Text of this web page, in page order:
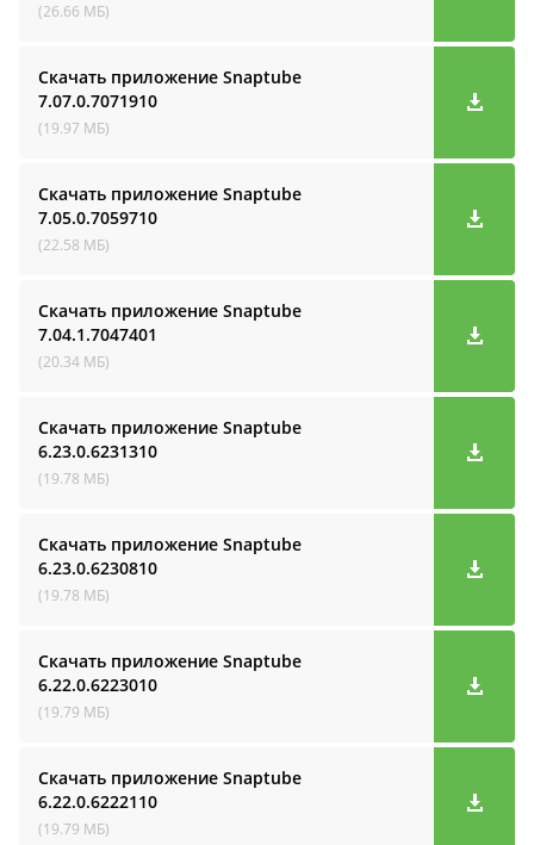
(26.66 МБ)
Скачать приложение Snaptube
7.07.0.7071910
(19.97 МБ)
Скачать приложение Snaptube
7.05.0.7059710
(22.58 МБ)
Скачать приложение Snaptube
7.04.1.7047401
(20.34 МБ)
Скачать приложение Snaptube
6.23.0.6231310
(19.78 МБ)
Скачать приложение Snaptube
6.23.0.6230810
(19.78 МБ)
Скачать приложение Snaptube
6.22.0.6223010
(19.79 МБ)
Скачать приложение Snaptube
6.22.0.6222110
(19.79 МБ)